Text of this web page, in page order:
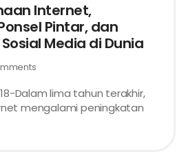
Internet,
Pintar, dan
Media di Dunia
Dalam lima tahun terakhir,
mengalami peningkatan